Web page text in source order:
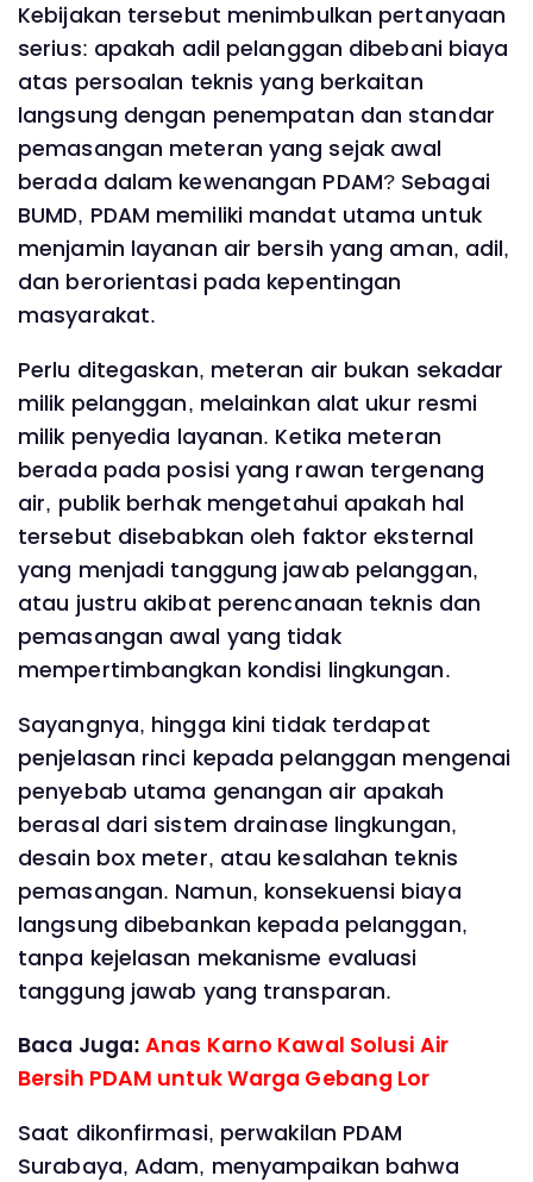
Kebijakan tersebut menimbulkan pertanyaan
serius: apakah adil pelanggan dibebani biaya
atas persoalan teknis yang berkaitan
langsung dengan penempatan dan standar
pemasangan meteran yang sejak awal
berada dalam kewenangan PDAM? Sebagai
BUMD, PDAM memiliki mandat utama untuk
menjamin layanan air bersih yang aman, adil,
dan berorientasi pada kepentingan
masyarakat.
Perlu ditegaskan, meteran air bukan sekadar
milik pelanggan, melainkan alat ukur resmi
milik penyedia layanan. Ketika meteran
berada pada posisi yang rawan tergenang
air, publik berhak mengetahui apakah hal
tersebut disebabkan oleh faktor eksternal
yang menjadi tanggung jawab pelanggan,
atau justru akibat perencanaan teknis dan
pemasangan awal yang tidak
mempertimbangkan kondisi lingkungan.
Sayangnya, hingga kini tidak terdapat
penjelasan rinci kepada pelanggan mengenai
penyebab utama genangan air apakah
berasal dari sistem drainase lingkungan,
desain box meter, atau kesalahan teknis
pemasangan. Namun, konsekuensi biaya
langsung dibebankan kepada pelanggan,
tanpa kejelasan mekanisme evaluasi
tanggung jawab yang transparan.
Baca Juga:Anas Karno Kawal Solusi Air
Bersih PDAM untuk Warga Gebang Lor
Saat dikonfirmasi, perwakilan PDAM
Surabaya, Adam, menyampaikan bahwa